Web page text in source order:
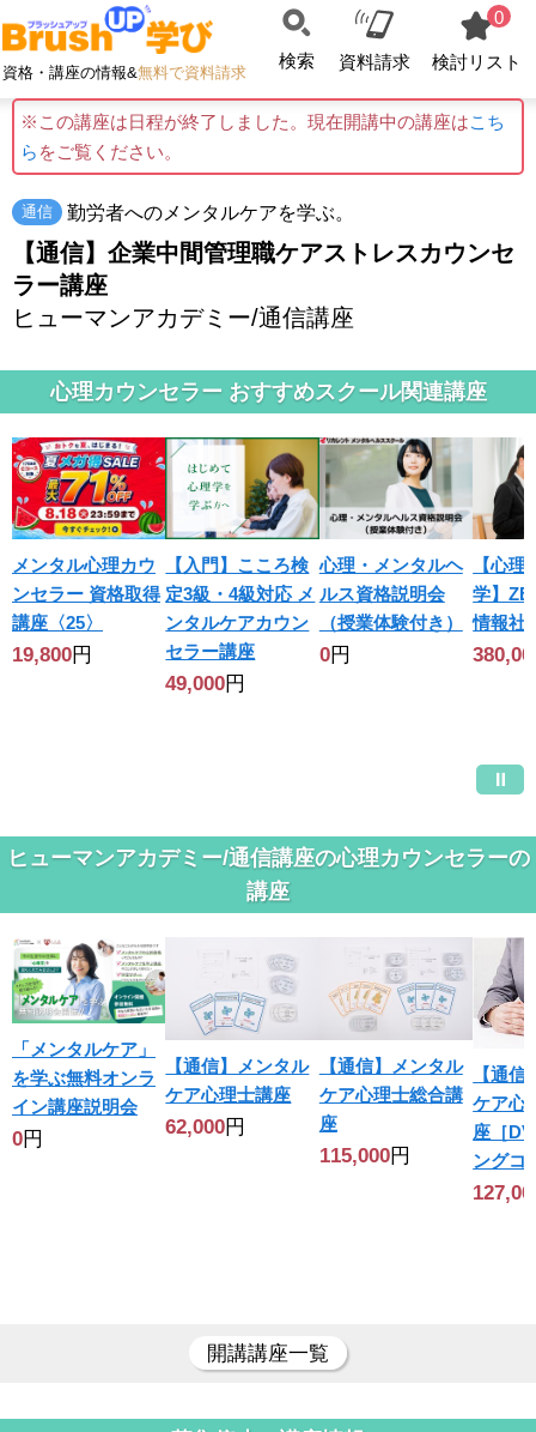
資格・講座の情報&無料で資料請求
検索 資料請求
0
検討リスト
※この講座は日程が終了しました。現在開講中の講座はこち
ら をご覧ください。
通信 勤労者へのメンタルケアを学ぶ。
【通信】企業中間管理職ケアストレスカウンセ
ラー講座
ヒューマンアカデミー/通信講座
心理カウンセラー おすすめスクール関連講座
メンタル心理カウ
ンセラー 資格取得
講座〈25〉
19,800円
【入門】こころ検
定3級・4級対応 メ
ンタルケアカウン
セラー講座
49,000円
心理・メンタルヘ
ルス資格説明会
（授業体験付き）
0円
【心
学】
情報社
ヒューマンアカデミー/通信講座の心理カウンセラーの
講座
「メンタルケア」
を学ぶ無料オンラ
イン講座説明会
0円
【通信】メンタル
ケア心理士講座
62,000円
【通信】メンタル
ケア心理士総合講
座
115,000円
【通
ケア心
座［
ングコ
開講講座一覧